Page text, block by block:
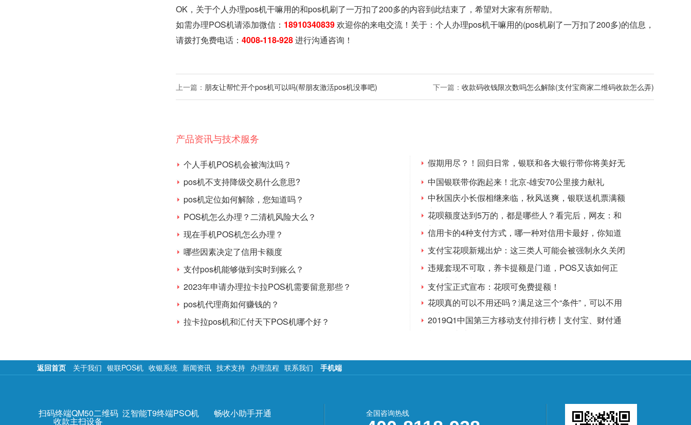
OK，关于个人办理pos机干嘛用的和pos机刷了一万扣了200多的内容到此结束了，希望对大家有所帮助。
如需办理POS机请添加微信： 18910340839欢迎你的来电交流！关于： 个人办理pos机干嘛用的(pos机刷了一万扣了200多)的信息，
请拨打免费电话： 4008-118-928进行沟通咨询！
上一篇： 朋友让帮忙开个pos机可以吗(帮朋友激活pos机没事吧) 下一篇： 收款码收钱限次数吗怎么解除(支付宝商家二维码收款怎么弄)
产品资讯与技术服务
个人手机POS机会被淘汰吗？
pos机不支持降级交易什么意思?
pos机定位如何解除，您知道吗？
POS机怎么办理？二清机风险大么？
现在手机POS机怎么办理？
哪些因素决定了信用卡额度
支付pos机能够做到实时到账么？
2023年申请办理拉卡拉POS机需要留意那些？
pos机代理商如何赚钱的？
拉卡拉pos机和汇付天下POS机哪个好？
假期用尽？！回归日常，银联和各大银行带你将美好无
缝链接
中国银联带你跑起来！北京-雄安70公里接力献礼
中秋国庆小长假相继来临，秋风送爽，银联送机票满额
立减
花呗额度达到5万的，都是哪些人？看完后，网友：和
想象的不一样
信用卡的4种支付方式，哪一种对信用卡最好，你知道
吗？
支付宝花呗新规出炉：这三类人可能会被强制永久关闭
花呗
违规套现不可取，养卡提额是门道，POS又该如何正
规的养卡提额？
支付宝正式宣布：花呗可免费提额！
花呗真的可以不用还吗？满足这三个“条件”，可以不用
还花呗
2019Q1中国第三方移动支付排行榜丨支付宝、财付通
暂居领头地位
返回首页 关于我们 银联POS机 收银系统 新闻资讯 技术支持 办理流程 联系我们 手机端
扫码终端QM50二维码
收款主扫设备
泛智能T9终端PSO机 畅收小助手开通 全国咨询热线